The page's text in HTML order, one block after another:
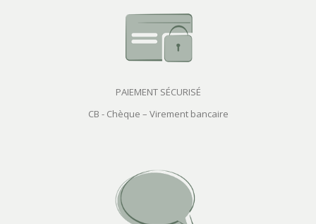
PAIEMENT SÉCURISÉ
CB - Chèque – Virement bancaire